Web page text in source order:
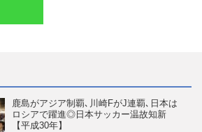
鹿島がアジア制覇､川崎FがJ連覇､日本は
ロシアで躍進◎日本サッカー温故知新
【平成30年】